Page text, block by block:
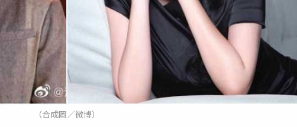
（合成圖／微博）